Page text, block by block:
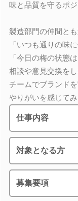
味と品質を守るポジ
製造部門の仲間とも
「いつも通りの味
「今日の梅の状態
相談や意見交換をし
チームでブランド
やりがいを感じて
仕事内容
対象となる方
募集要項